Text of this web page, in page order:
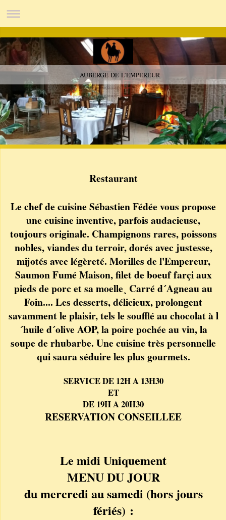
DE L’EMPEREUR
Restaurant
Le chef de cuisine Sébastien Fédée vous propose
une cuisine inventive, parfois audacieuse,
toujours originale. Champignons rares, poissons
nobles, viandes du terroir, dorés avec justesse,
mijotés avec légèreté. Morilles de l'Empereur,
Saumon Fumé Maison, filet de boeuf farçi aux
pieds de porc et sa moelle¸ Carré d´Agneau au
Foin.... Les desserts, délicieux, prolongent
savamment le plaisir, tels le soufflé au chocolat à l
´huile d´olive AOP, la poire pochée au vin, la
soupe de rhubarbe. Une cuisine très personnelle
qui saura séduire les plus gourmets.
SERVICE DE 12H A 13H30
ET
DE 19H A 20H30
RESERVATION CONSEILLEE
Le midi Uniquement
MENU DU JOUR
du mercredi au samedi (hors jours
fériés) :